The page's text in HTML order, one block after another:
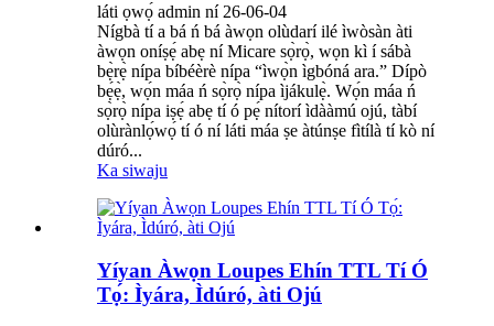
láti ọwọ́ admin ní 26-06-04
Nígbà tí a bá ń bá àwọn olùdarí ilé ìwòsàn àti
àwọn oníṣẹ́ abẹ ní Micare sọ̀rọ̀, wọn kì í sábà
bẹ̀rẹ̀ nípa bíbéèrè nípa “ìwọ̀n ìgbóná ara.” Dípò
bẹ́ẹ̀, wọ́n máa ń sọ̀rọ̀ nípa ìjákulẹ̀. Wọ́n máa ń
sọ̀rọ̀ nípa iṣẹ́ abẹ tí ó pẹ́ nítorí ìdààmú ojú, tàbí
olùrànlọ́wọ́ tí ó ní láti máa ṣe àtúnṣe fìtílà tí kò ní
dúró...
Ka siwaju
Yíyan Àwọn Loupes Ehín TTL Tí Ó
Tọ́: Ìyára, Ìdúró, àti Ojú